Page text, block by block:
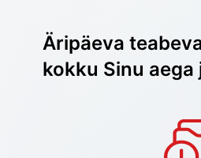
Äripäeva
kokku Sinu